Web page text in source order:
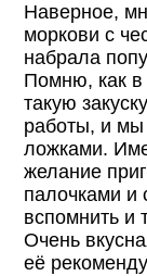
Наверное,
моркови с
набрала
Помню, как в
такую
работы, и мы
ложками.
желание
палочками и
вспомнить и
Очень
её